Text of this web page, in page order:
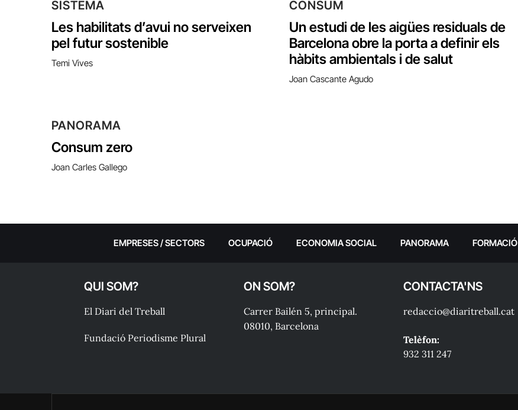
SISTEMA
Les habilitats d’avui no serveixen
pel futur sostenible
Temi Vives
CONSUM
Un estudi de les aigües residuals de
Barcelona obre la porta a definir els
hàbits ambientals i de salut
Joan Cascante Agudo
PANORAMA
Consum zero
Joan Carles Gallego
EMPRESES / SECTORS OCUPACIÓ ECONOMIA SOCIAL PANORAMA FORMACIÓ
QUI SOM?
El Diari del Treball
Fundació Periodisme Plural
ON SOM?
Carrer Bailén 5, principal.
08010, Barcelona
CONTACTA'NS
redaccio@diaritreball.cat
Telèfon:
932 311 247